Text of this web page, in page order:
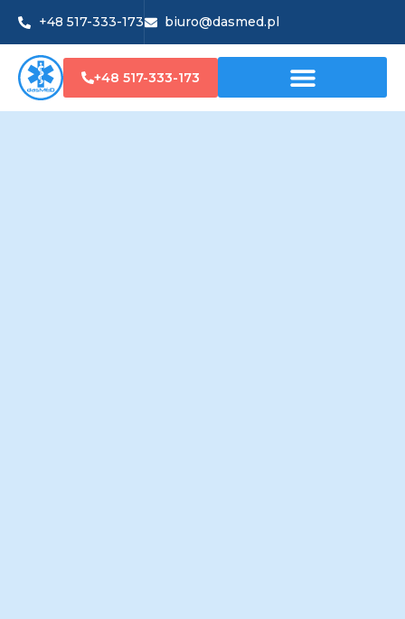
+48 517-333-173 biuro@dasmed.pl
+48 517-333-173